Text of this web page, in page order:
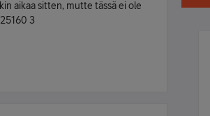
aikaa sitten, mutte tässä ei ole
3